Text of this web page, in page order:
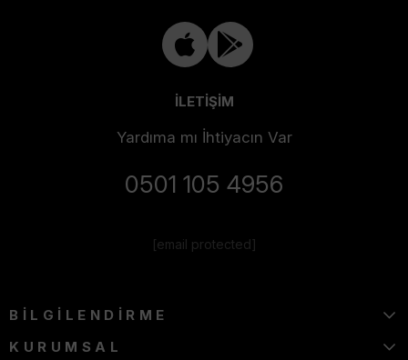
İLETİŞİM
Yardıma mı İhtiyacın Var
0501 105 4956
[email protected]
BİLGİLENDİRME
KURUMSAL